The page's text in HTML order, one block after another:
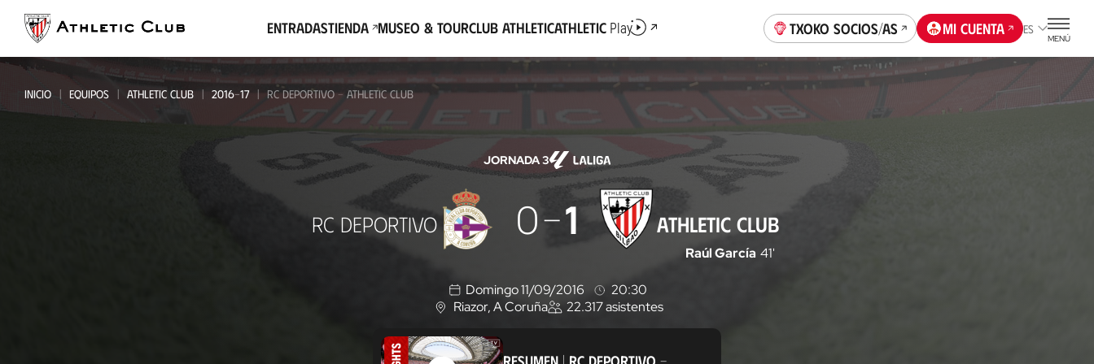
contenido
principal
EntradasTienda Museo & TourClub AthleticAthletic Play Txoko socios/as Mi cuenta ES
MENÚ
INICIO EQUIPOS ATHLETIC CLUB 2016-17 RC DEPORTIVO - ATHLETIC CLUB
JORNADA 3
RC DEPORTIVO 0 1 ATHLETIC CLUB
Raúl García 41'
Domingo 11/09/2016
20:30
U
i
Riazor, A Coruña 22.317asistentes